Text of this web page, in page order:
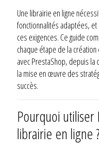
Une librairie en ligne
fonctionnalités adaptées,
ces exigences. Ce guide
chaque étape de la
avec PrestaShop, depuis la
la mise en œuvre des
succès.
Pourquoi
librairie en ligne